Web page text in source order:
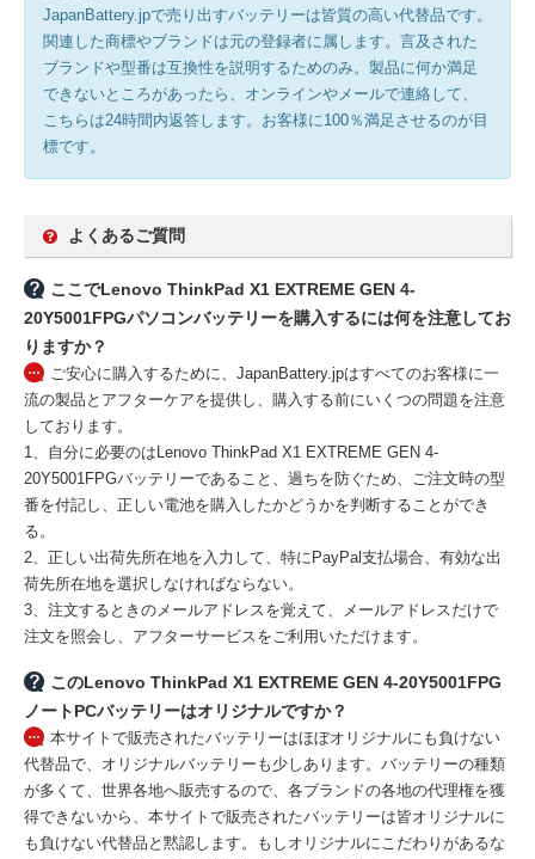
JapanBattery.jpで売り出すバッテリーは皆質の高い代替品です。
関連した商標やブランドは元の登録者に属します。言及された
ブランドや型番は互換性を説明するためのみ。製品に何か満足
できないところがあったら、オンラインやメールで連絡して、
こちらは24時間内返答します。お客様に100％満足させるのが目
標です。
よくあるご質問
ここでLenovo ThinkPad X1 EXTREME GEN 4-
20Y5001FPGパソコンバッテリーを購入するには何を注意してお
りますか？
ご安心に購入するために、JapanBattery.jpはすべてのお客様に一
流の製品とアフターケアを提供し、購入する前にいくつの問題を注意
しております。
1、自分に必要のはLenovo ThinkPad X1 EXTREME GEN 4-
20Y5001FPGバッテリーであること、過ちを防ぐため、ご注文時の型
番を付記し、正しい電池を購入したかどうかを判断することができ
る。
2、正しい出荷先所在地を入力して、特にPayPal支払場合、有効な出
荷先所在地を選択しなければならない。
3、注文するときのメールアドレスを覚えて、メールアドレスだけで
注文を照会し、アフターサービスをご利用いただけます。
このLenovo ThinkPad X1 EXTREME GEN 4-20Y5001FPG
ノートPCバッテリーはオリジナルですか？
本サイトで販売されたバッテリーはほぼオリジナルにも負けない
代替品で、オリジナルバッテリーも少しあります。バッテリーの種類
が多くて、世界各地へ販売するので、各ブランドの各地の代理権を獲
得できないから、本サイトで販売されたバッテリーは皆オリジナルに
も負けない代替品と黙認します。もしオリジナルにこだわりがあるな